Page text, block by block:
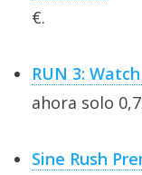
€.
RUN 3:
ahora solo
Sine Rush